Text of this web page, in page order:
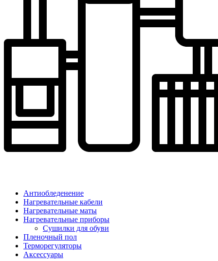
Антиобледенение
Нагревательные кабели
Нагревательные маты
Нагревательные приборы
Сушилки для обуви
Пленочный пол
Терморегуляторы
Аксессуары